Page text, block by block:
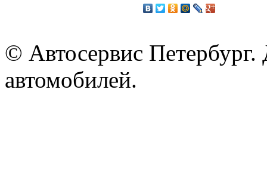
© Автосервис
автомобилей.